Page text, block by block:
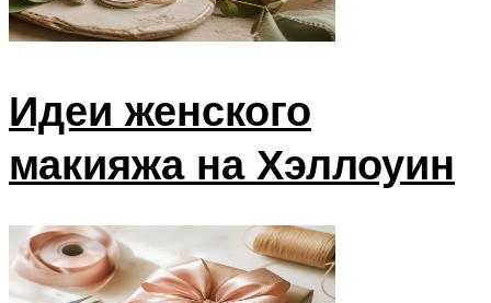
Идеи женского
макияжа на Хэллоуин